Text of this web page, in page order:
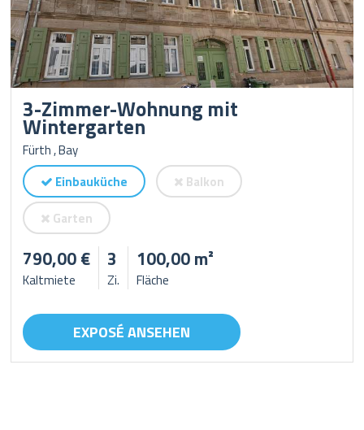
3-Zimmer-Wohnung mit
Wintergarten
Fürth , Bay
Einbauküche
Balkon
Garten
790,00 €
Kaltmiete
3
Zi.
100,00 m²
Fläche
EXPOSÉ ANSEHEN